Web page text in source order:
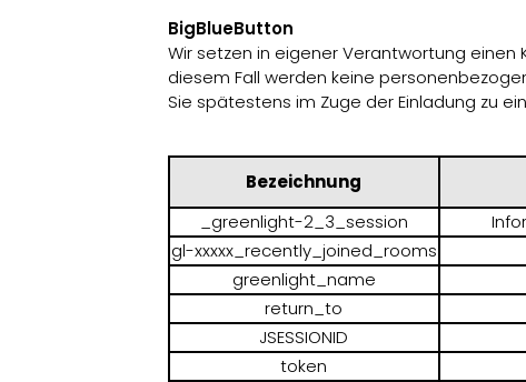
BigBlueButton
Wir setzen in eigener Verantwortung
diesem Fall werden keine
Sie spätestens im Zuge der Einladung zu
Bezeichnung
_greenlight-2_3_session
gl-xxxxx_recently_joined_rooms
greenlight_name
return_to
JSESSIONID
token